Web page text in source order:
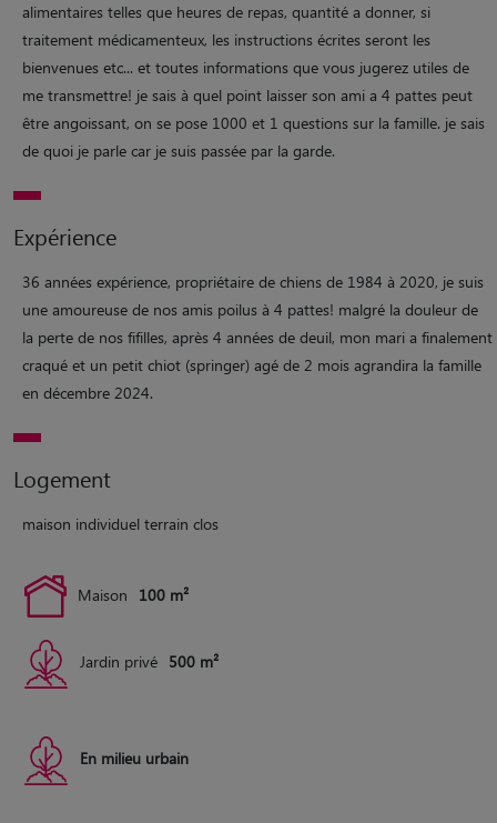
alimentaires telles que heures de repas, quantité a donner, si
traitement médicamenteux, les instructions écrites seront les
bienvenues etc... et toutes informations que vous jugerez utiles de
me transmettre! je sais à quel point laisser son ami a 4 pattes peut
être angoissant, on se pose 1000 et 1 questions sur la famille. je sais
de quoi je parle car je suis passée par la garde.
Expérience
36 années expérience, propriétaire de chiens de 1984 à 2020, je suis
une amoureuse de nos amis poilus à 4 pattes! malgré la douleur de
la perte de nos fifilles, après 4 années de deuil, mon mari a finalement
craqué et un petit chiot (springer) agé de 2 mois agrandira la famille
en décembre 2024.
Logement
maison individuel terrain clos
Maison 100 m²
Jardin privé 500 m²
En milieu urbain